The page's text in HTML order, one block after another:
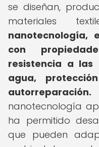
se diseñan,
materiales
nanotecnología,
con
resistencia a las
agua,
autorreparación.
nanotecnología
ha permitido
que pueden